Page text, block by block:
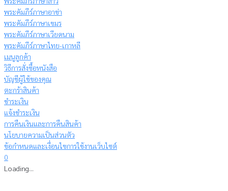
พระคัมภีร์ภาษาอาข่า
พระคัมภีร์ภาษาเขมร
พระคัมภีร์ภาษาเวียดนาม
พระคัมภีร์ภาษาไทย-เกาหลี
เมนูลูกค้า
วิธีการสั่งซื้อหนังสือ
บัญชีผู้ใช้ของคุณ
ตะกร้าสินค้า
ชำระเงิน
แจ้งชำระเงิน
การคืนเงินและการคืนสินค้า
นโยบายความเป็นส่วนตัว
ข้อกำหนดและเงื่อนไขการใช้งานเว็บไซต์
0
Loading...